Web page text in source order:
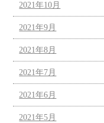
2021年10月
2021年9月
2021年8月
2021年7月
2021年6月
2021年5月